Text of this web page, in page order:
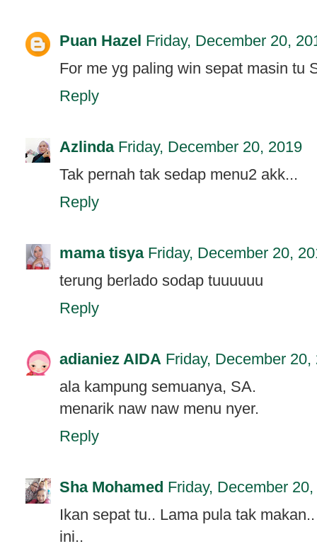
Puan Hazel Friday, December 20,
For me yg paling win sepat masin tu
Reply
Azlinda Friday, December 20, 2019
Tak pernah tak sedap menu2 akk...
Reply
mama tisya Friday, December 20,
terung berlado sodap tuuuuuu
Reply
adianiez AIDA Friday, December 20,
ala kampung semuanya, SA.
menarik naw naw menu nyer.
Reply
Sha Mohamed Friday, December
Ikan sepat tu.. Lama pula tak
ini..